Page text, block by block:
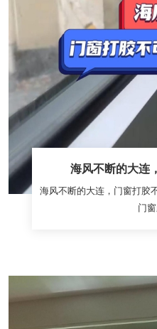
海风不断的大连
海风不断的大连，门窗打胶
门